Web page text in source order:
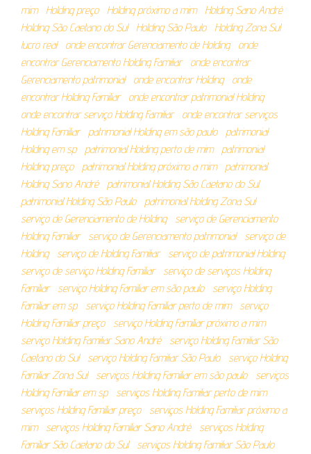
mim
Holding preço Holding próximo a mim
Holding Sano André
Holding São Caetano do Sul
Holding São Paulo
Holding Zona Sul
lucro real
onde encontrar Gerenciamento de Holding
onde
encontrar Gerenciamento Holding Familiar
onde encontrar
Gerenciamento patrimonial
onde encontrar Holding
onde
encontrar Holding Familiar
onde encontrar patrimonial Holding
onde encontrar serviço Holding Familiar
onde encontrar serviços
Holding Familiar
patrimonial Holding em são paulo
patrimonial
Holding em sp
patrimonial Holding perto de mim
patrimonial
Holding preço
patrimonial Holding próximo a mim
patrimonial
Holding Sano André
patrimonial Holding São Caetano do Sul
patrimonial Holding São Paulo
patrimonial Holding Zona Sul
serviço de Gerenciamento de Holding
serviço de Gerenciamento
Holding Familiar
serviço de Gerenciamento patrimonial
serviço de
Holding
serviço de Holding Familiar
serviço de patrimonial Holding
serviço de serviço Holding Familiar
serviço de serviços Holding
Familiar
serviço Holding Familiar em são paulo
serviço Holding
Familiar em sp
serviço Holding Familiar perto de mim
serviço
Holding Familiar preço
serviço Holding Familiar próximo a mim
serviço Holding Familiar Sano André
serviço Holding Familiar São
Caetano do Sul
serviço Holding Familiar São Paulo
serviço Holding
Familiar Zona Sul
serviços Holding Familiar em são paulo
serviços
Holding Familiar em sp
serviços Holding Familiar perto de mim
serviços Holding Familiar preço
serviços Holding Familiar próximo a
mim
serviços Holding Familiar Sano André
serviços Holding
Familiar São Caetano do Sul
serviços Holding Familiar São Paulo